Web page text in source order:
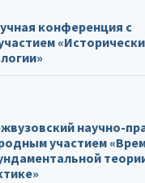
конференция с
научно-
участием